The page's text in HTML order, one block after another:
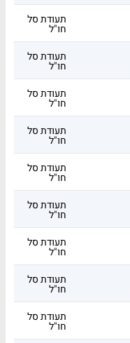
תעודת סל
חו"ל
תעודת סל
חו"ל
תעודת סל
חו"ל
תעודת סל
חו"ל
תעודת סל
חו"ל
תעודת סל
חו"ל
תעודת סל
חו"ל
תעודת סל
חו"ל
תעודת סל
חו"ל